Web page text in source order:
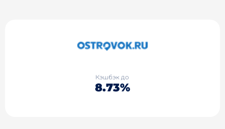
Кэшбэк до
8.73%